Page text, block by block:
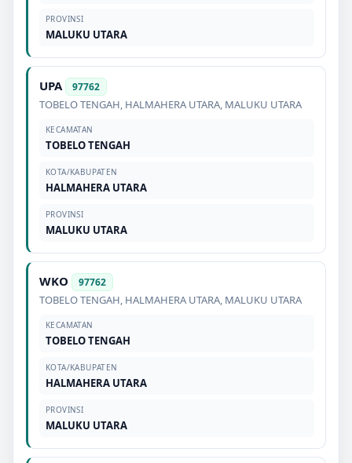
PROVINSI
MALUKU UTARA
UPA 97762
TOBELO TENGAH, HALMAHERA UTARA, MALUKU UTARA
KECAMATAN
TOBELO TENGAH
KOTA/KABUPATEN
HALMAHERA UTARA
PROVINSI
MALUKU UTARA
WKO 97762
TOBELO TENGAH, HALMAHERA UTARA, MALUKU UTARA
KECAMATAN
TOBELO TENGAH
KOTA/KABUPATEN
HALMAHERA UTARA
PROVINSI
MALUKU UTARA